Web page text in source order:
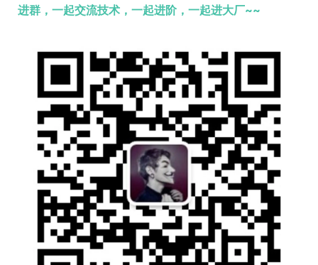
进群，一起交流技术，一起进阶，一起进大厂~~